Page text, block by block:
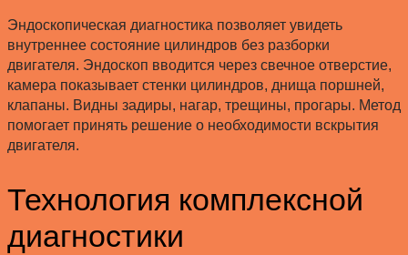
Эндоскопическая диагностика позволяет увидеть
внутреннее состояние цилиндров без разборки
двигателя. Эндоскоп вводится через свечное отверстие,
камера показывает стенки цилиндров, днища поршней,
клапаны. Видны задиры, нагар, трещины, прогары. Метод
помогает принять решение о необходимости вскрытия
двигателя.
Технология комплексной
диагностики